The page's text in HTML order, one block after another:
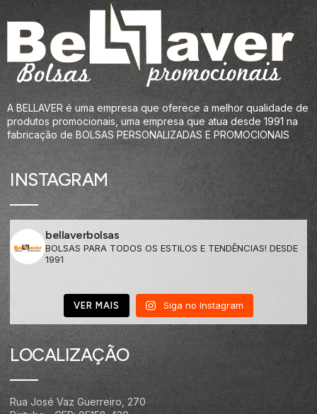
A BELLAVER é uma empresa que oferece a melhor qualidade de
produtos promocionais, uma empresa que atua desde 1991 na
fabricação de BOLSAS PERSONALIZADAS E PROMOCIONAIS
INSTAGRAM
bellaverbolsas
BOLSAS PARA TODOS OS ESTILOS E TENDÊNCIAS! DESDE
1991
VER MAIS Siga no Instagram
LOCALIZAÇÃO
Rua José Vaz Guerreiro, 270